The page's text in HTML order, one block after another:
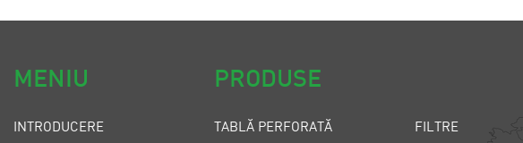
MENIU
INTRODUCERE
PRODUSE
TABLĂ PERFORATĂ
FILTRE